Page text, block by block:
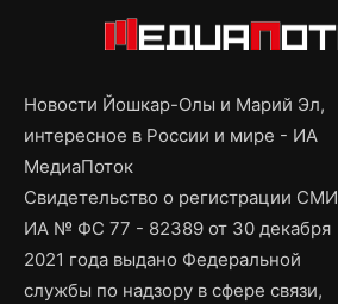
Новости Йошкар-Олы и Марий Эл,
интересное в России и мире - ИА
МедиаПоток
Свидетельство о регистрации СМИ
ИА № ФС 77 - 82389 от 30 декабря
2021 года выдано Федеральной
службы по надзору в сфере связи,